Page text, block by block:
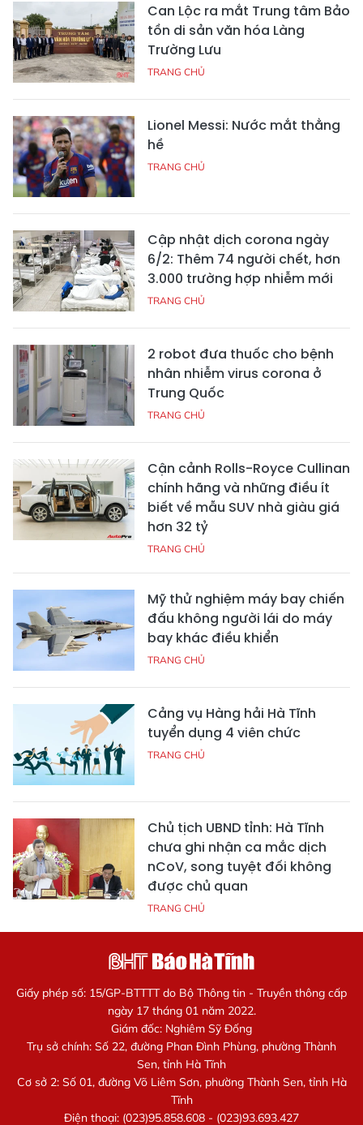
Can Lộc ra mắt Trung tâm Bảo
tồn di sản văn hóa Làng
Trường Lưu
TRANG CHỦ
Lionel Messi: Nước mắt thằng
hề
TRANG CHỦ
Cập nhật dịch corona ngày
6/2: Thêm 74 người chết, hơn
3.000 trường hợp nhiễm mới
TRANG CHỦ
2 robot đưa thuốc cho bệnh
nhân nhiễm virus corona ở
Trung Quốc
TRANG CHỦ
Cận cảnh Rolls-Royce Cullinan
chính hãng và những điều ít
biết về mẫu SUV nhà giàu giá
hơn 32 tỷ
TRANG CHỦ
Mỹ thử nghiệm máy bay chiến
đấu không người lái do máy
bay khác điều khiển
TRANG CHỦ
Cảng vụ Hàng hải Hà Tĩnh
tuyển dụng 4 viên chức
TRANG CHỦ
Chủ tịch UBND tỉnh: Hà Tĩnh
chưa ghi nhận ca mắc dịch
nCoV, song tuyệt đối không
được chủ quan
TRANG CHỦ
Giấy phép số: 15/GP-BTTTT do Bộ Thông tin - Truyền thông cấp
ngày 17 tháng 01 năm 2022.
Giám đốc: Nghiêm Sỹ Đống
Trụ sở chính: Số 22, đường Phan Đình Phùng, phường Thành
Sen, tỉnh Hà Tĩnh
Cơ sở 2: Số 01, đường Võ Liêm Sơn, phường Thành Sen, tỉnh Hà
Tĩnh
Điện thoại: (023)95.858.608 - (023)93.693.427